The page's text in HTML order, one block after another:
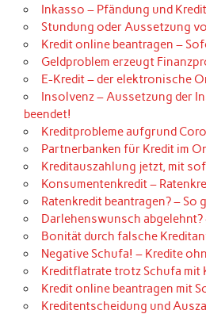
Inkasso – Pfändung und
Stundung oder Aussetzung
Kredit online beantragen –
Geldproblem erzeugt
E-Kredit – der elektronische
Insolvenz – Aussetzung der
beendet!
Kreditprobleme aufgrund
Partnerbanken für Kredit im
Kreditauszahlung jetzt, mit
Konsumentenkredit –
Ratenkredit beantragen? – So
Darlehenswunsch
Bonität durch falsche
Negative Schufa! – Kredite
Kreditflatrate trotz Schufa mit
Kredit online beantragen mit
Kreditentscheidung und